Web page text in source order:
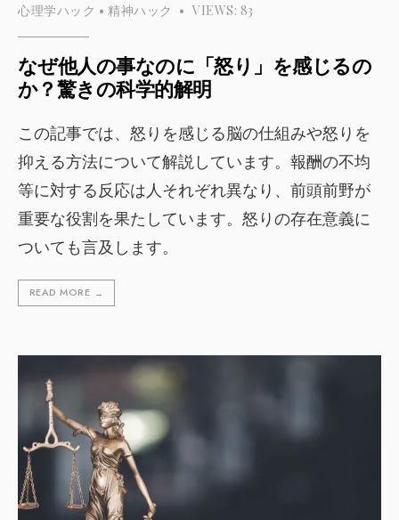
心理学ハック • 精神ハック • VIEWS: 83
なぜ他人の事なのに「怒り」を感じるの
か？驚きの科学的解明
この記事では、怒りを感じる脳の仕組みや怒りを
抑える方法について解説しています。報酬の不均
等に対する反応は人それぞれ異なり、前頭前野が
重要な役割を果たしています。怒りの存在意義に
ついても言及します。
READ MORE →